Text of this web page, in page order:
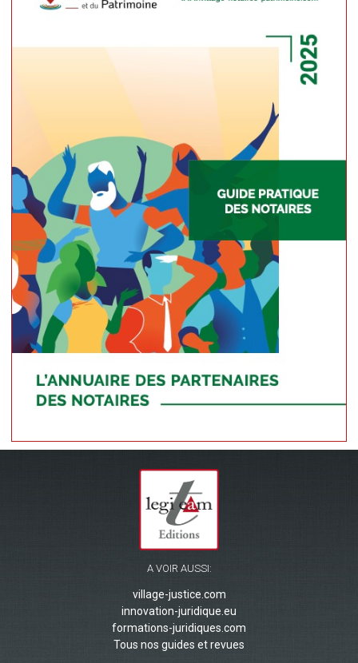
A VOIR AUSSI:
village-justice.com
innovation-juridique.eu
formations-juridiques.com
Tous nos guides et revues